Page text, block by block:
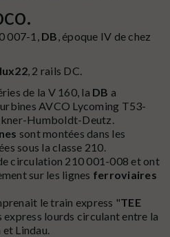
007-1, DB , époque IV de chez
, 2 rails DC.
de la V 160, la DB a
AVCO Lycoming T53-
Humboldt-Deutz.
sont montées dans les
sous la classe 210.
circulation 210 001-008 et ont
sur les lignes ferroviaires
le train express "TEE
lourds circulant entre la
Lindau.